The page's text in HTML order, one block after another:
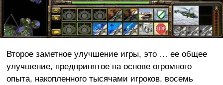
Второе заметное улучшение игры, это … ее общее
улучшение, предпринятое на основе огромного
опыта, накопленного тысячами игроков, восемь